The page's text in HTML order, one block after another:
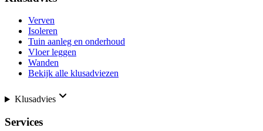
Verven
Isoleren
Tuin aanleg en onderhoud
Vloer leggen
Wanden
Bekijk alle klusadviezen
Klusadvies
Services